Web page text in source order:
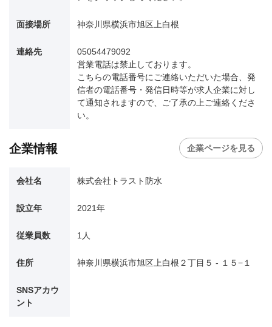
面接場所 神奈川県横浜市旭区上白根
連絡先
05054479092
営業電話は禁止しております。
こちらの電話番号にご連絡いただいた場合、発
信者の電話番号・発信日時等が求人企業に対し
て通知されますので、ご了承の上ご連絡くださ
い。
企業情報 企業ページを見る
会社名 株式会社トラスト防水
設立年 2021年
従業員数 1人
住所 神奈川県横浜市旭区上白根２丁目５ - １５−１
SNSアカウ
ント